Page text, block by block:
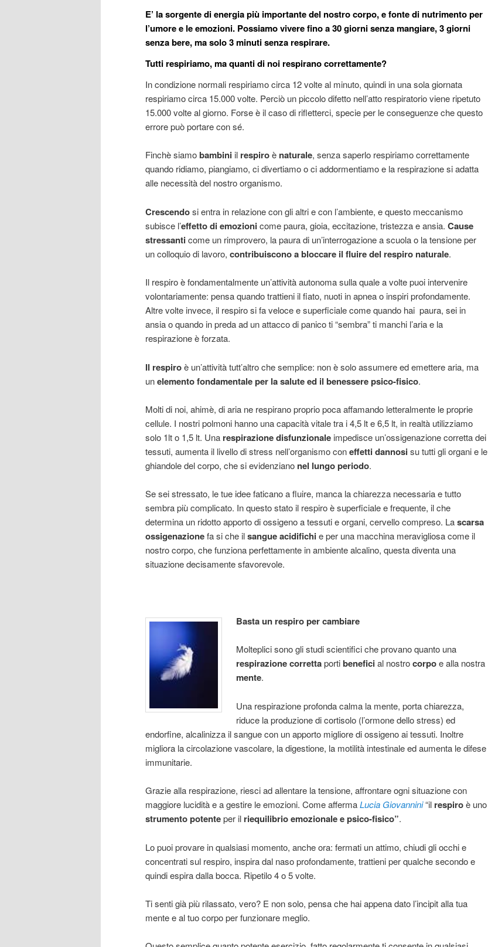
E’ la sorgente di energia più importante del nostro corpo, e fonte di nutrimento per
l’umore e le emozioni. Possiamo vivere fino a 30 giorni senza mangiare, 3 giorni
senza bere, ma solo 3 minuti senza respirare.
Tutti respiriamo, ma quanti di noi respirano correttamente?
In condizione normali respiriamo circa 12 volte al minuto, quindi in una sola giornata
respiriamo circa 15.000 volte. Perciò un piccolo difetto nell’atto respiratorio viene ripetuto
15.000 volte al giorno. Forse è il caso di rifletterci, specie per le conseguenze che questo
errore può portare con sé.
Finchè siamobambini il respiroè naturale, senza saperlo respiriamo correttamente
quando ridiamo, piangiamo, ci divertiamo o ci addormentiamo e la respirazione si adatta
alle necessità del nostro organismo.
Crescendosi entra in relazione con gli altri e con l’ambiente, e questo meccanismo
subisce l’effetto di emozionicome paura, gioia, eccitazione, tristezza e ansia. Cause
stressanticome un rimprovero, la paura di un’interrogazione a scuola o la tensione per
un colloquio di lavoro, contribuiscono a bloccare il fluire del respiro naturale.
Il respiro è fondamentalmente un’attività autonoma sulla quale a volte puoi intervenire
volontariamente: pensa quando trattieni il fiato, nuoti in apnea o inspiri profondamente.
Altre volte invece, il respiro si fa veloce e superficiale come quando hai paura, sei in
ansia o quando in preda ad un attacco di panico ti “sembra” ti manchi l’aria e la
respirazione è forzata.
Il respiroè un’attività tutt’altro che semplice: non è solo assumere ed emettere aria, ma
unelemento fondamentale per la salute ed il benessere psico-fisico.
Molti di noi, ahimè, di aria ne respirano proprio poca affamando letteralmente le proprie
cellule. I nostri polmoni hanno una capacità vitale tra i 4,5 lt e 6,5 lt, in realtà utilizziamo
solo 1lt o 1,5 lt. Una respirazione disfunzionale impedisce un’ossigenazione corretta dei
tessuti, aumenta il livello di stress nell’organismo coneffetti dannosisu tutti gli organi e le
ghiandole del corpo, che si evidenziano nel lungo periodo.
Se sei stressato, le tue idee faticano a fluire, manca la chiarezza necessaria e tutto
sembra più complicato. In questo stato il respiro è superficiale e frequente, il che
determina un ridotto apporto di ossigeno a tessuti e organi, cervello compreso. Lascarsa
ossigenazionefa si che ilsangue acidifichie per una macchina meravigliosa come il
nostro corpo, che funziona perfettamente in ambiente alcalino, questa diventa una
situazione decisamente sfavorevole.
Basta un respiro per cambiare
Molteplici sono gli studi scientifici che provano quanto una
respirazione correttaportibeneficial nostrocorpoe alla nostra
mente.
Una respirazione profonda calma la mente, porta chiarezza,
riduce la produzione di cortisolo (l’ormone dello stress) ed
endorfine, alcalinizza il sangue con un apporto migliore di ossigeno ai tessuti. Inoltre
migliora la circolazione vascolare, la digestione, la motilità intestinale ed aumenta le difese
immunitarie.
Grazie alla respirazione, riesci ad allentare la tensione, affrontare ogni situazione con
maggiore lucidità e a gestire le emozioni. Come affermaLucia Giovannini“il respiroè uno
strumento potenteper il riequilibrio emozionale e psico-fisico”.
Lo puoi provare in qualsiasi momento, anche ora: fermati un attimo, chiudi gli occhi e
concentrati sul respiro, inspira dal naso profondamente, trattieni per qualche secondo e
quindi espira dalla bocca. Ripetilo 4 o 5 volte.
Ti senti già più rilassato, vero? E non solo, pensa che hai appena dato l’incipit alla tua
mente e al tuo corpo per funzionare meglio.